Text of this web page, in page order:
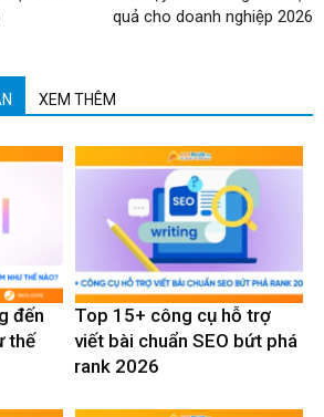
quả cho doanh nghiệp 2026
XEM THÊM
đến
thế
Top 15+ công cụ hỗ trợ
viết bài chuẩn SEO bứt phá
rank 2026